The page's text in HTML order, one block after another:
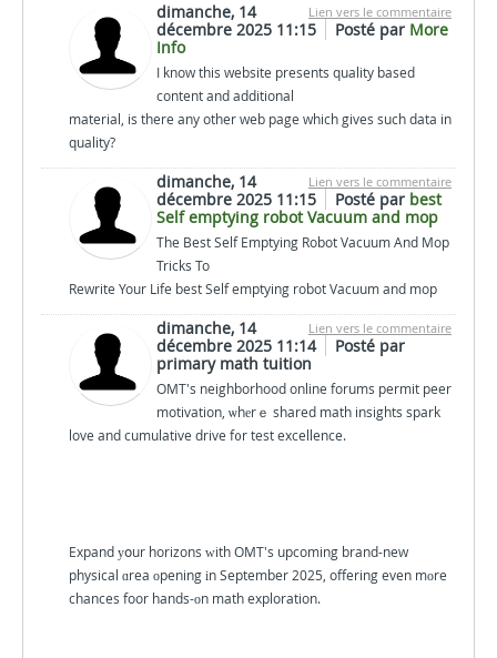
Lien vers le commentaire
dimanche, 14
décembre 2025 11:15
Posté par More
Info
I know this website presents quality based
content and additional
material, is there any other web page which gives such data in
quality?
Lien vers le commentaire
dimanche, 14
décembre 2025 11:15
Posté par best
Self emptying robot Vacuum and mop
The Best Self Emptying Robot Vacuum And Mop
Tricks To
Rewrite Your Life best Self emptying robot Vacuum and mop
Lien vers le commentaire
dimanche, 14
décembre 2025 11:14
Posté par
primary math tuition
OMT's neighborhood online forums permit peer
motivation, ѡhеrｅ shared math insights spark
love and cumulative drive f᧐r test excellence.
Expand уօur horizons ԝith OMT's upcoming brand-new
physical ɑrea οpening іn September 2025, offering even mοre
chances foor hands-οn math exploration.